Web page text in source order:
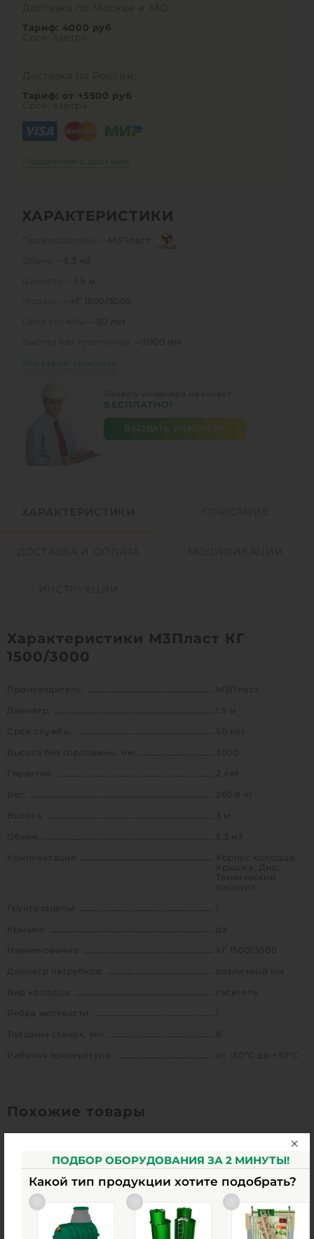
Доставка по Москве и МО:
Тариф: 4000 руб
Срок: завтра
Доставка по России:
Тариф: от +5500 руб
Срок: завтра
Подробнее о доставке
ХАРАКТЕРИСТИКИ
М3Пласт
5.3 м3
1.5 м
КГ 1500/3000
50 лет
3000 мм
Все характеристики
БЕСПЛАТНО!
Характеристики М3Пласт КГ
1500/3000
Производитель:
М3Пласт
Диаметр:
1.5 м
Срок службы:
50 лет
Высота без горловины, мм:
3000
Гарантия:
2 лет
260.8 кг
Высота:
3 м
Объём:
5.3 м3
Комплектация:
Корпус колодца,
Крышка, Дно,
Технический
паспорт
Грунтозацепы:
1
Крышка:
да
Наименование:
КГ 1500/3000
Диаметр патрубков:
различный мм
Вид колодца:
гаситель
Ребра жесткости:
1
Толщина стенок, мм:
8
Рабочая температура:
от -30°C до +30°C
Похожие товары
ПОДБОР ОБОРУДОВАНИЯ ЗА 2 МИНУТЫ!
Какой тип продукции хотите подобрать?